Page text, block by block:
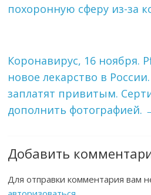
похоронную сферу из-за
Коронавирус, 16 ноября.
новое лекарство в
заплатят привитым.
дополнить фотографией.
Добавить
Для отправки комментария вам